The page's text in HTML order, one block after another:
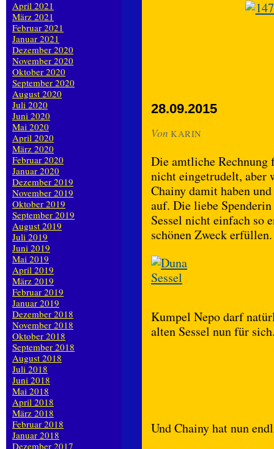
28.09.2015
Von KARIN
Die amtliche Rechnung
nicht eingetrudelt, aber
Chainy damit haben
auf. Die liebe
Sessel nicht einfach so
schönen Zweck erfüllen.
Kumpel Nepo darf
alten Sessel nun für
Und Chainy hat nun
April 2021
März 2021
Februar 2021
Januar 2021
Dezember 2020
November 2020
Oktober 2020
September 2020
August 2020
Juli 2020
Juni 2020
Mai 2020
April 2020
März 2020
Februar 2020
Januar 2020
Dezember 2019
November 2019
Oktober 2019
September 2019
August 2019
Juli 2019
Juni 2019
Mai 2019
April 2019
März 2019
Februar 2019
Januar 2019
Dezember 2018
November 2018
Oktober 2018
September 2018
August 2018
Juli 2018
Juni 2018
Mai 2018
April 2018
März 2018
Februar 2018
Januar 2018
Dezember 2017